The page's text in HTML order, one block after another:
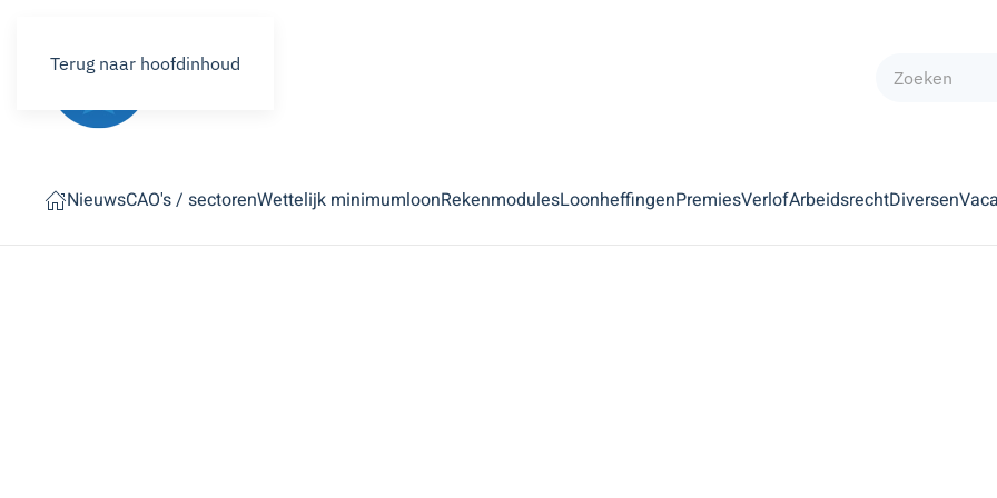
Terug naar hoofdinhoud
NieuwsCAO's / sectorenWettelijk minimumloonRekenmodulesLoonheffingenPremiesVerlofArbeidsrechtDiversen